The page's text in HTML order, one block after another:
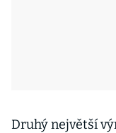
Druhý největší